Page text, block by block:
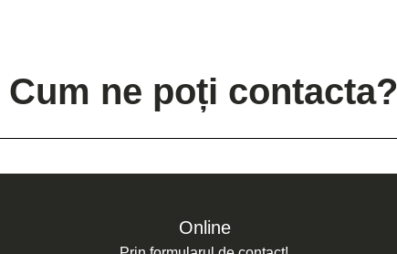
Cum ne poți contacta?
Online